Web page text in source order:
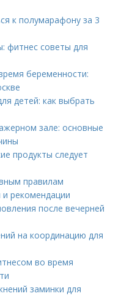
к полумарафону за 3
фитнес советы для
беременности:
детей: как выбрать
зале: основные
продукты следует
правилам
рекомендации
после вечерней
на координацию для
во время
заминки для